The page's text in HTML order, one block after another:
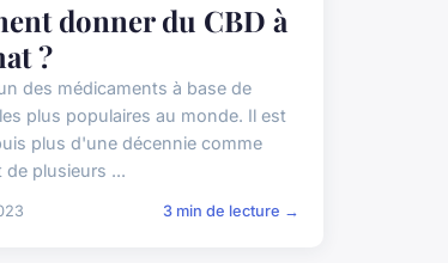
donner du CBD à
?
des médicaments à base de
plus populaires au monde. Il est
plus d'une décennie comme
de plusieurs ...
3 min de lecture →